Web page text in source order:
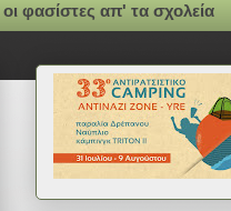
φασίστες απ' τα σχολεία